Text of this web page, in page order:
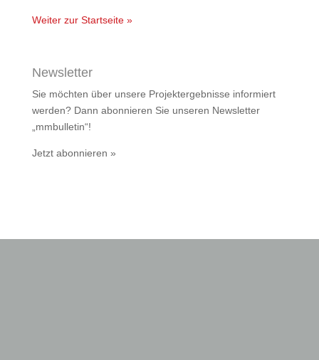
Weiter zur Startseite »
Newsletter
Sie möchten über unsere Projektergebnisse informiert
werden? Dann abonnieren Sie unseren Newsletter
„mmbulletin“!
Jetzt abonnieren »